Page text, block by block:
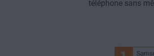
téléphone sans